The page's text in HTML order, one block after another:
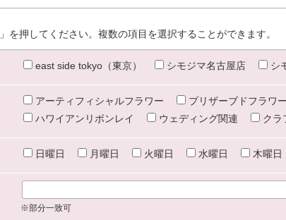
を押してください。複数の項目を選択することができます。
east side tokyo（東京） シモジマ名古屋店 シ
アーティフィシャルフラワー プリザーブドフラワー
ハワイアンリボンレイ
ウェディング関連 クラ
日曜日 月曜日 火曜日 水曜日 木曜日
※部分一致可